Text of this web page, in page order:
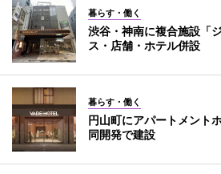
暮らす・働く
渋谷・神南に複合施設「
ス・店舗・ホテル併設
暮らす・働く
円山町にアパートメン
同開発で建設